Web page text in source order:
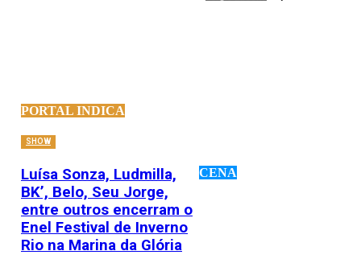
PORTAL INDICA
SHOW
Luísa Sonza, Ludmilla,
BK’, Belo, Seu Jorge,
entre outros encerram o
Enel Festival de Inverno
Rio na Marina da Glória
CENA